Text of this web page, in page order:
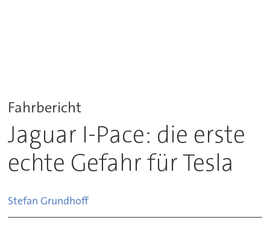
Fahrbericht
Jaguar I-Pace: die erste
echte Gefahr für Tesla
Stefan Grundhoff